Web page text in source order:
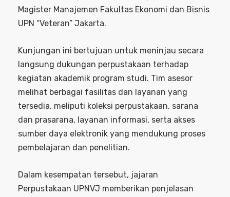
Magister Manajemen Fakultas Ekonomi dan Bisnis
UPN “Veteran” Jakarta.
Kunjungan ini bertujuan untuk meninjau secara
langsung dukungan perpustakaan terhadap
kegiatan akademik program studi. Tim asesor
melihat berbagai fasilitas dan layanan yang
tersedia, meliputi koleksi perpustakaan, sarana
dan prasarana, layanan informasi, serta akses
sumber daya elektronik yang mendukung proses
pembelajaran dan penelitian.
Dalam kesempatan tersebut, jajaran
Perpustakaan UPNVJ memberikan penjelasan